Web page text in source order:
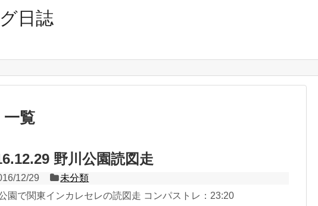
日誌
一覧
野川公園読図走
12/29
未分類
園で関東インカレセレの読図走 コンパストレ：23:20